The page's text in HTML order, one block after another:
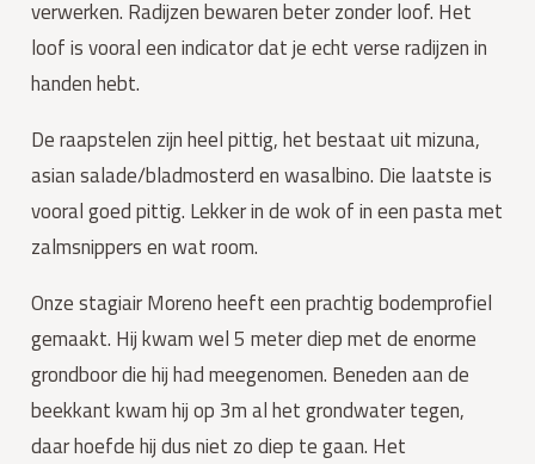
verwerken. Radijzen bewaren beter zonder loof. Het
loof is vooral een indicator dat je echt verse radijzen in
handen hebt.
De raapstelen zijn heel pittig, het bestaat uit mizuna,
asian salade/bladmosterd en wasalbino. Die laatste is
vooral goed pittig. Lekker in de wok of in een pasta met
zalmsnippers en wat room.
Onze stagiair Moreno heeft een prachtig bodemprofiel
gemaakt. Hij kwam wel 5 meter diep met de enorme
grondboor die hij had meegenomen. Beneden aan de
beekkant kwam hij op 3m al het grondwater tegen,
daar hoefde hij dus niet zo diep te gaan. Het